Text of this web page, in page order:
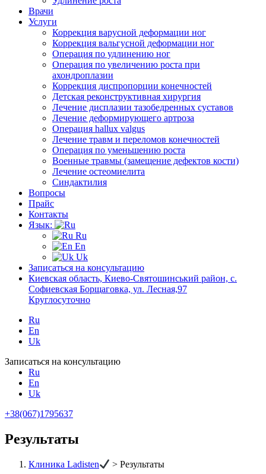
Врачи
Услуги
Коррекция варусной деформации ног
Коррекция вальгусной деформации ног
Операция по удлинению ног
Операция по увеличению роста при
ахондроплазии
Коррекция диспропорции конечностей
Детская реконструктивная хирургия
Лечение дисплазии тазобедренных суставов
Лечение деформирующего артроза
Операция hallux valgus
Лечение травм и переломов конечностей
Операция по уменьшению роста
Военные травмы (замещение дефектов кости)
Лечение остеомиелита
Синдактилия
Вопросы
Прайс
Контакты
Язык:
Ru
En
Uk
Записаться на консультацию
Киевская область, Киево-Святошинський район, с.
Софиевская Борщаговка, ул. Лесная,97
Круглосуточно
Ru
En
Uk
Записаться на консультацию
Ru
En
Uk
+38(067)1795637
Результаты
Клиника Ladisten >Результаты